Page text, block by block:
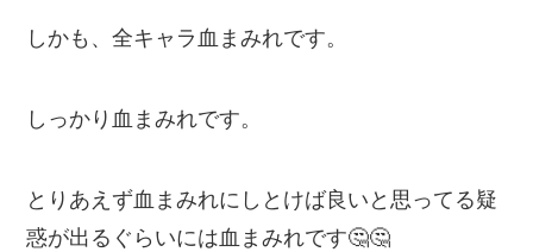
しかも、全キャラ血まみれです。
しっかり血まみれです。
とりあえず血まみれにしとけば良いと思ってる疑
惑が出るぐらいには血まみれです🤔🤔